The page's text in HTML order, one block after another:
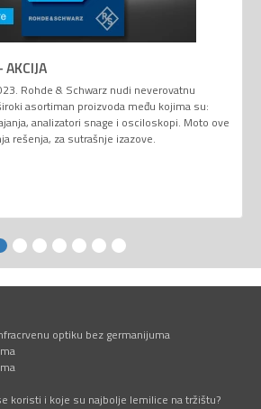
Rohde & Schwarz nudi neverovatnu
asortiman proizvoda među kojima su:
analizatori snage i osciloskopi. Moto ove
rešenja, za sutrašnje izazove.
optiku bez germanijuma
koristi i koje su najbolje lemilice na tržištu?